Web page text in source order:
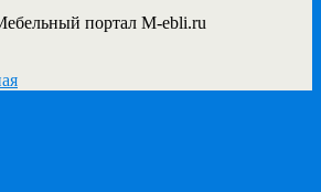
портал M-ebli.ru